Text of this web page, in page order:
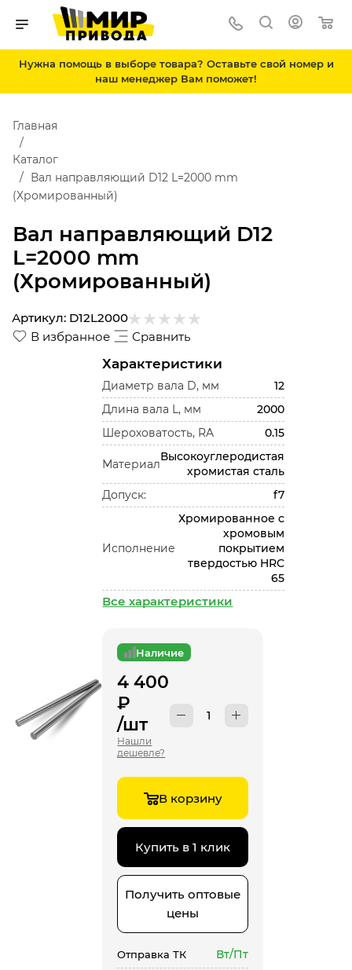
Нужна помощь в выборе товара? Оставьте свой номер и
наш менеджер Вам поможет!
Вал направляющий D12
L=2000 mm
(Хромированный)
Главная
Каталог
Вал направляющий D12 L=2000 mm
(Хромированный)
В избранное Сравнить
Артикул: D12L2000
Характеристики
Диаметр вала D, мм
12
Длина вала L, мм
2000
Шероховатость, RA
0.15
Материал
Высокоуглеродистая
хромистая сталь
Допуск:
f7
Исполнение
Хромированное с
хромовым
покрытием
твердостью HRC
65
Все характеристики
Наличие
4 400
₽
/шт
Нашли
дешевле?
В корзину
Купить в 1 клик
Получить оптовые
цены
Отправка ТК Вт/Пт